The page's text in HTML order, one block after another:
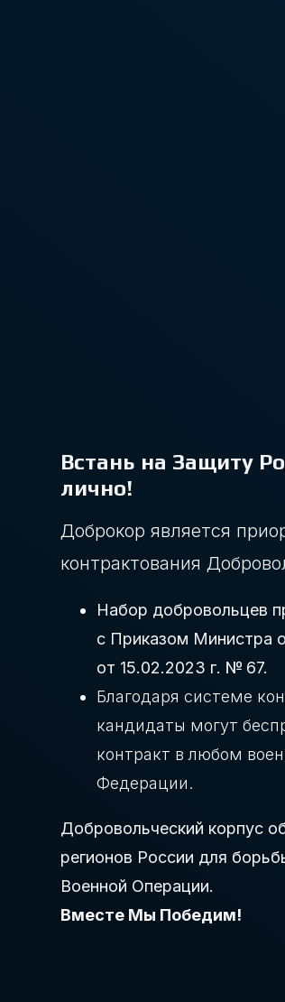
Встань на Защиту
лично!
Доброкор является
контрактования
Набор добровольцев
с Приказом Министра
от 15.02.2023 г. № 67.
Благодаря системе
кандидаты могут
контракт в любом
Федерации.
Добровольческий корпус
регионов России для
Военной Операции.
Вместе Мы Победим!